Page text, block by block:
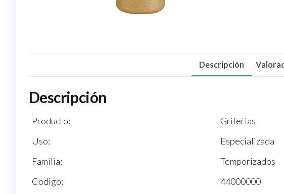
Descripción
Descripción
Producto:
Griferias
Uso:
Especializada
Familia:
Temporizados
Codigo:
44000000